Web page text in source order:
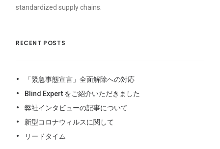
standardized supply chains.
RECENT POSTS
「緊急事態宣言」全面解除への対応
Blind Expert をご紹介いただきました
弊社インタビューの記事について
新型コロナウィルスに関して
リードタイム